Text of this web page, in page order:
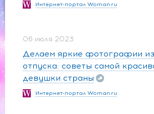
Интернет-портал Woman.ru
06 июля 2023
Делаем яркие фотографии из
отпуска: советы самой
девушки страны
Интернет-портал Woman.ru